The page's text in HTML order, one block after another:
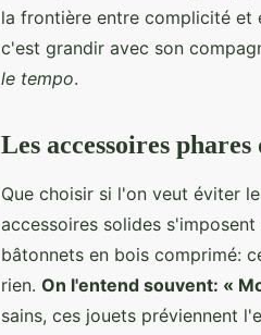
la frontière entre complicité et
c'est grandir avec son
le tempo.
Les accessoires
Que choisir si l'on veut éviter
accessoires solides
bâtonnets en bois comprimé:
rien. On l'entend souvent: «
sains, ces jouets préviennent